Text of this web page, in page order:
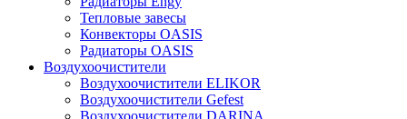
Тепловые завесы
Конвекторы OASIS
Радиаторы OASIS
Воздухоочистители
Воздухоочистители ELIKOR
Воздухоочистители Gefest